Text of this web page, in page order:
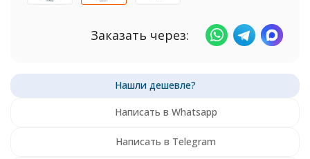
Заказать через:
Написать в Whatsapp
Написать в Telegram